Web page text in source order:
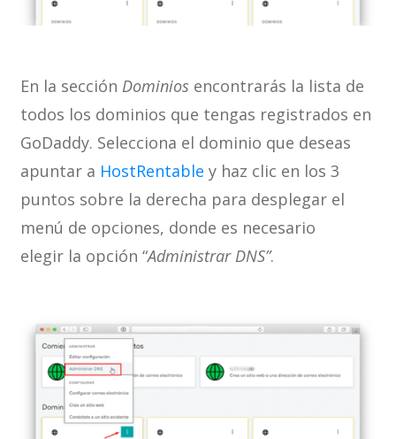
En la sección Dominios encontrarás la lista de
todos los dominios que tengas registrados en
GoDaddy. Selecciona el dominio que deseas
apuntar a HostRentable y haz clic en los 3
puntos sobre la derecha para desplegar el
menú de opciones, donde es necesario
elegir la opción “Administrar DNS”.